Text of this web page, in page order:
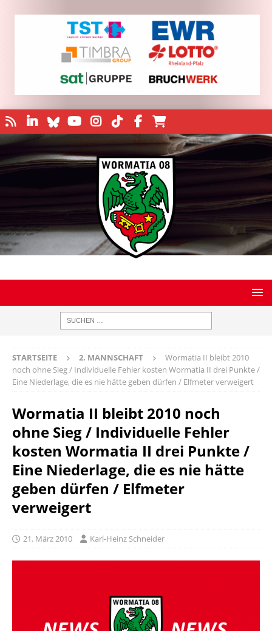
STARTSEITE 2. MANNSCHAFT
Wormatia II bleibt 2010
noch ohne Sieg / Individuelle Fehler kosten Wormatia II drei Punkte /
Eine Niederlage, die es nie hätte geben dürfen / Elfmeter verweigert
Wormatia II bleibt 2010 noch
ohne Sieg / Individuelle Fehler
kosten Wormatia II drei Punkte /
Eine Niederlage, die es nie hätte
geben dürfen / Elfmeter
verweigert
21. März 2010 Karl-Heinz Schneider